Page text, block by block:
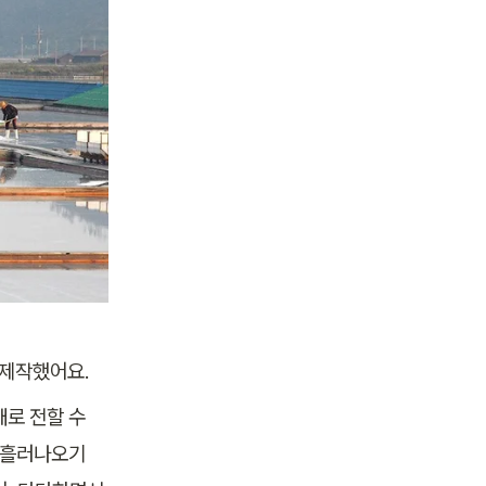
작했어요.
로 전할 수
러나오기